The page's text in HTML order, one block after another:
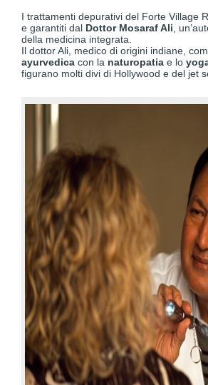
I trattamenti depurativi del Forte Village
e garantiti dal Dottor Mosaraf Ali ,
della medicina integrata.
Il dottor Ali, medico di origini indiane,
ayurvedica con la naturopatia e lo
figurano molti divi di Hollywood e del jet